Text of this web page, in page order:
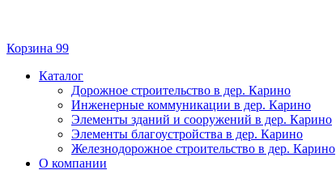
Корзина 99
Каталог
Дорожное строительство в дер. Карино
Инженерные коммуникации в дер. Карино
Элементы зданий и сооружений в дер. Карино
Элементы благоустройства в дер. Карино
Железнодорожное строительство в дер. Карино
О компании